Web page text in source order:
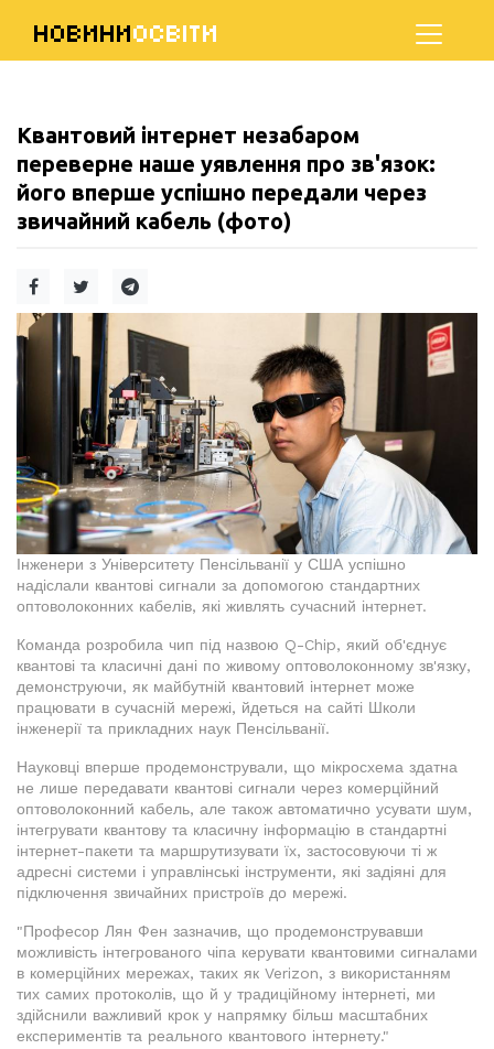
НОВИНИОСВІТИ
Квантовий інтернет незабаром
переверне наше уявлення про зв'язок:
його вперше успішно передали через
звичайний кабель (фото)
Інженери з Університету Пенсільванії у США успішно
надіслали квантові сигнали за допомогою стандартних
оптоволоконних кабелів, які живлять сучасний інтернет.
Команда розробила чип під назвою Q-Chip, який об'єднує
квантові та класичні дані по живому оптоволоконному зв'язку,
демонструючи, як майбутній квантовий інтернет може
працювати в сучасній мережі, йдеться на сайті Школи
інженерії та прикладних наук Пенсільванії.
Науковці вперше продемонстрували, що мікросхема здатна
не лише передавати квантові сигнали через комерційний
оптоволоконний кабель, але також автоматично усувати шум,
інтегрувати квантову та класичну інформацію в стандартні
інтернет-пакети та маршрутизувати їх, застосовуючи ті ж
адресні системи і управлінські інструменти, які задіяні для
підключення звичайних пристроїв до мережі.
"Професор Лян Фен зазначив, що продемонструвавши
можливість інтегрованого чіпа керувати квантовими сигналами
в комерційних мережах, таких як Verizon, з використанням
тих самих протоколів, що й у традиційному інтернеті, ми
здійснили важливий крок у напрямку більш масштабних
експериментів та реального квантового інтернету."